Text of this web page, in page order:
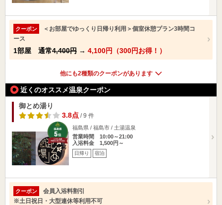
クーポン
＜お部屋でゆっくり日帰り利用＞個室休憩プラン3時間コ
ース
1部屋 通常4,400円 → 4,100円（300円お得！）
他にも2種類のクーポンがあります
近くのオススメ温泉クーポン
御とめ湯り
3.8点/ 9 件
福島県 / 福島市 / 土湯温泉
営業時間 10:00～21:00
入浴料金 1,500円～
日帰り 宿泊
クーポン
会員入浴料割引
※土日祝日・大型連休等利用不可